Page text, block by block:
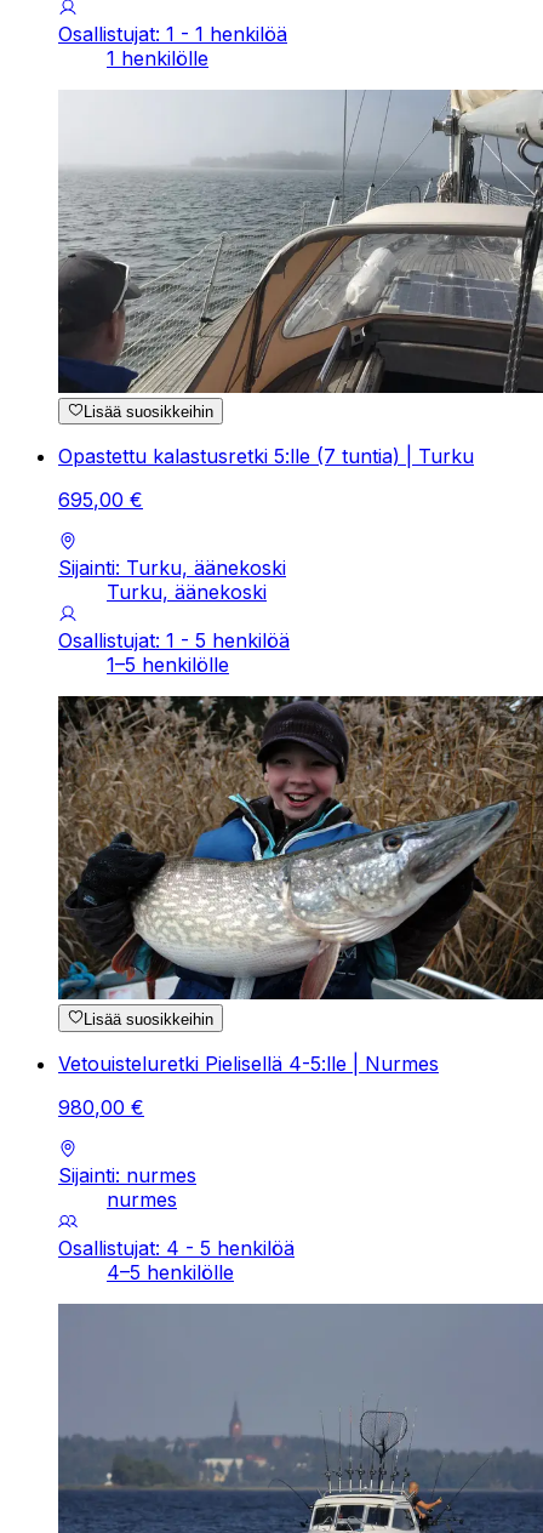
Osallistujat: 1 - 1 henkilöä
1 henkilölle
Lisää suosikkeihin
Opastettu kalastusretki 5:lle (7 tuntia) | Turku
695,00 €
Sijainti: Turku, äänekoski
Turku, äänekoski
Osallistujat: 1 - 5 henkilöä
1–5 henkilölle
Lisää suosikkeihin
Vetouisteluretki Pielisellä 4-5:lle | Nurmes
980,00 €
Sijainti: nurmes
nurmes
Osallistujat: 4 - 5 henkilöä
4–5 henkilölle